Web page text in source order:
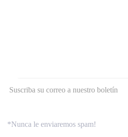
*Nunca le enviaremos spam!